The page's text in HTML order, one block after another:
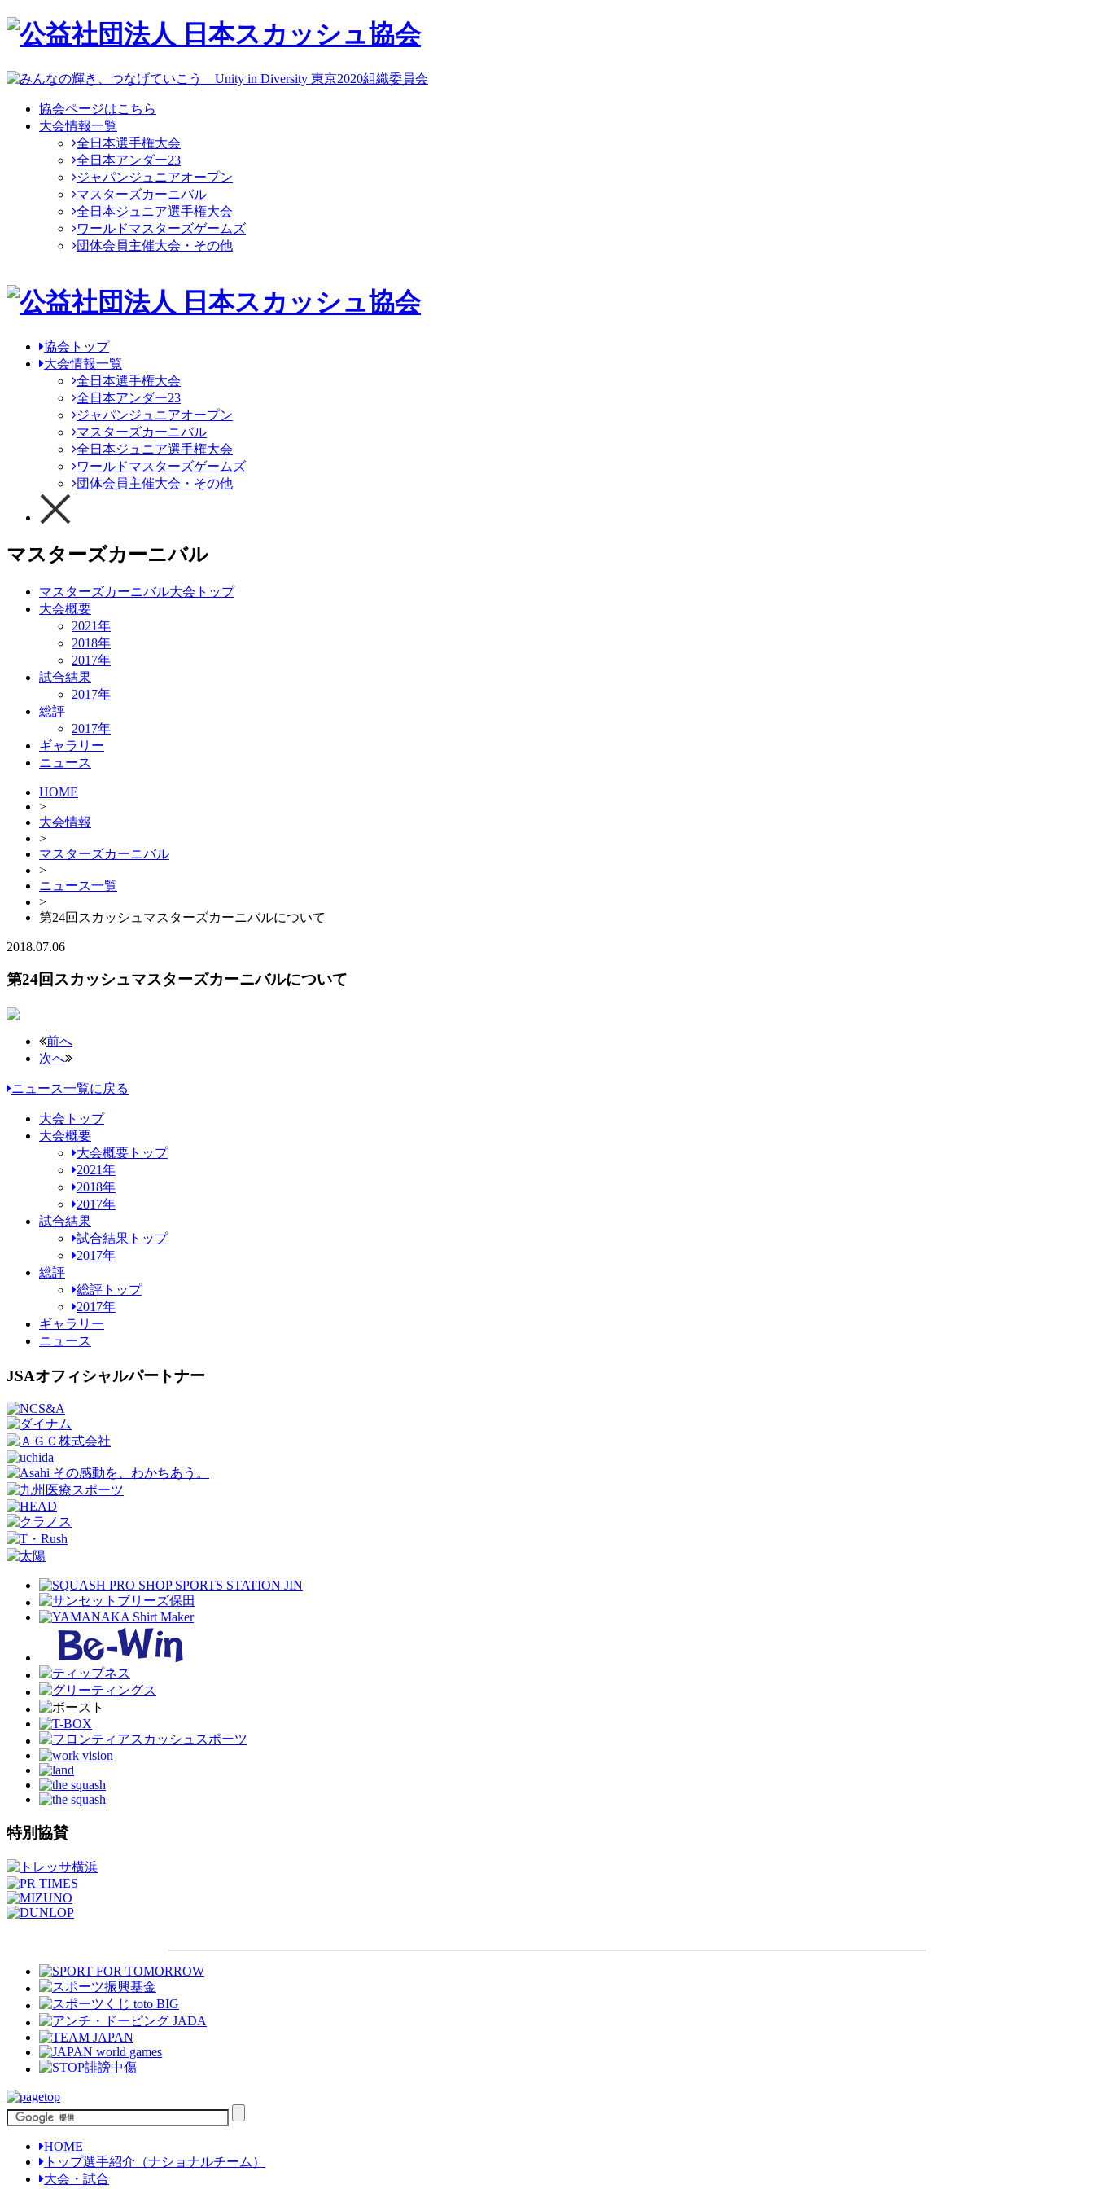
協会ページはこちら
大会情報一覧
全日本選手権大会
全日本アンダー23
ジャパンジュニアオープン
マスターズカーニバル
全日本ジュニア選手権大会
ワールドマスターズゲームズ
団体会員主催大会・その他
協会トップ
大会情報一覧
全日本選手権大会
全日本アンダー23
ジャパンジュニアオープン
マスターズカーニバル
全日本ジュニア選手権大会
ワールドマスターズゲームズ
団体会員主催大会・その他
マスターズカーニバル
マスターズカーニバル大会トップ
大会概要
2021年
2018年
2017年
試合結果
2017年
総評
2017年
ギャラリー
ニュース
HOME
>
大会情報
>
マスターズカーニバル
>
ニュース一覧
>
第24回スカッシュマスターズカーニバルについて
2018.07.06
第24回スカッシュマスターズカーニバルについて
前へ
次へ
ニュース一覧に戻る
大会トップ
大会概要
大会概要トップ
2021年
2018年
2017年
試合結果
試合結果トップ
2017年
総評
総評トップ
2017年
ギャラリー
ニュース
JSAオフィシャルパートナー
特別協賛
HOME
トップ選手紹介（ナショナルチーム）
大会・試合